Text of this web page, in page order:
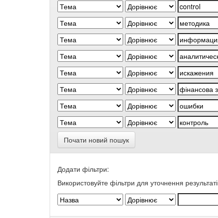
Почати новий пошук
Додати фільтри:
Використовуйте фільтри для уточнення